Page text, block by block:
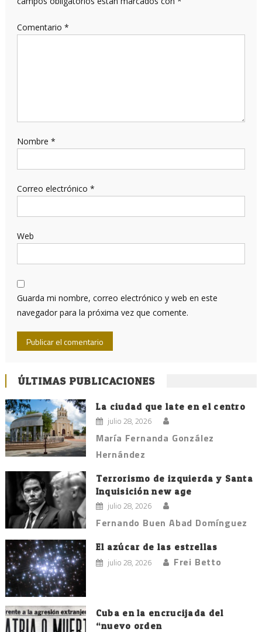
Comentario *
Nombre *
Correo electrónico *
Web
Guarda mi nombre, correo electrónico y web en este
navegador para la próxima vez que comente.
ÚLTIMAS PUBLICACIONES
La ciudad que late en el centro
julio 28, 2026
María Fernanda González
Hernández
Terrorismo de izquierda y Santa
Inquisición new age
julio 28, 2026
Fernando Buen Abad Domínguez
El azúcar de las estrellas
julio 28, 2026 Frei Betto
Cuba en la encrucijada del
“nuevo orden